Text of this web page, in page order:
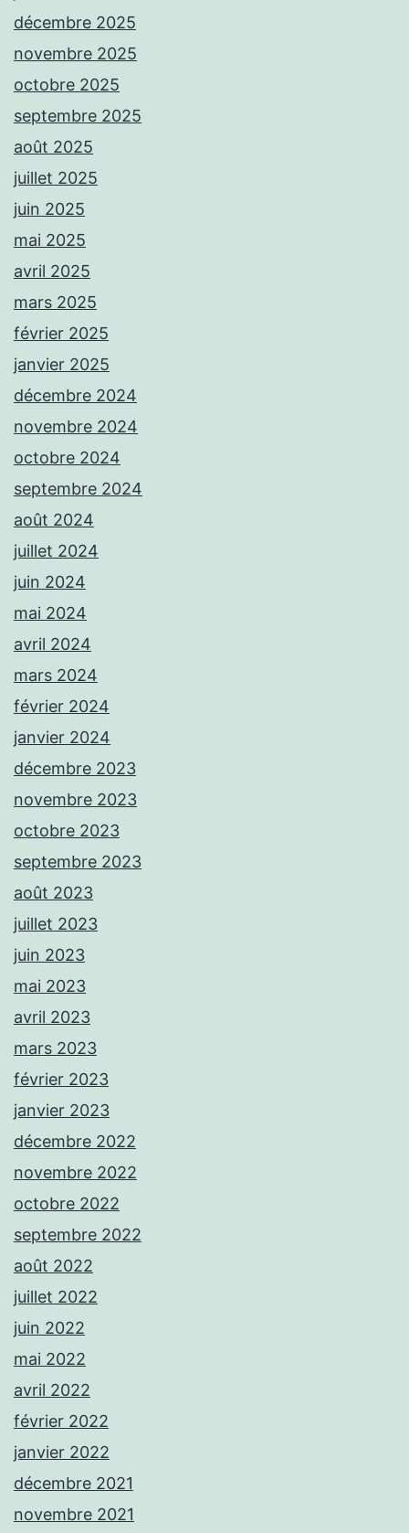
décembre 2025
novembre 2025
octobre 2025
septembre 2025
août 2025
juillet 2025
juin 2025
mai 2025
avril 2025
mars 2025
février 2025
janvier 2025
décembre 2024
novembre 2024
octobre 2024
septembre 2024
août 2024
juillet 2024
juin 2024
mai 2024
avril 2024
mars 2024
février 2024
janvier 2024
décembre 2023
novembre 2023
octobre 2023
septembre 2023
août 2023
juillet 2023
juin 2023
mai 2023
avril 2023
mars 2023
février 2023
janvier 2023
décembre 2022
novembre 2022
octobre 2022
septembre 2022
août 2022
juillet 2022
juin 2022
mai 2022
avril 2022
février 2022
janvier 2022
décembre 2021
novembre 2021